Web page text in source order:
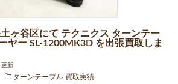
ヶ谷区にて テクニクス ターンテー
ヤー SL-1200MK3D を出張買取しま
新
ターンテーブル 買取実績